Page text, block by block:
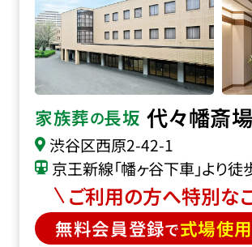
家族葬の長坂 代々幡斎場
渋谷区西原2-42-1
京王新線「幡ヶ谷下車」より徒
ご利用の方へ特別な
無料会員登録で式場使